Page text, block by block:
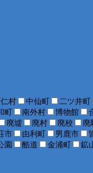
仁村 中仙町 二ツ井町
町 南外村 博物館
廃墟 廃村 廃校 廃
市 由利町 男鹿市
園 酷道 金浦町 鉱